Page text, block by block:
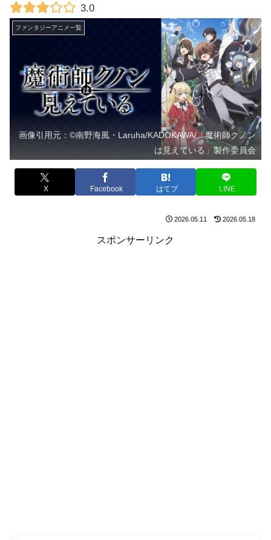
3.0
ファンタジーアニメ一覧
画像引用元：©南野海風・Laruha/KADOKAWA/「魔術師クノン
は見えている」製作委員会
X Facebook はてブ LINE
2026.05.11 2026.05.18
スポンサーリンク